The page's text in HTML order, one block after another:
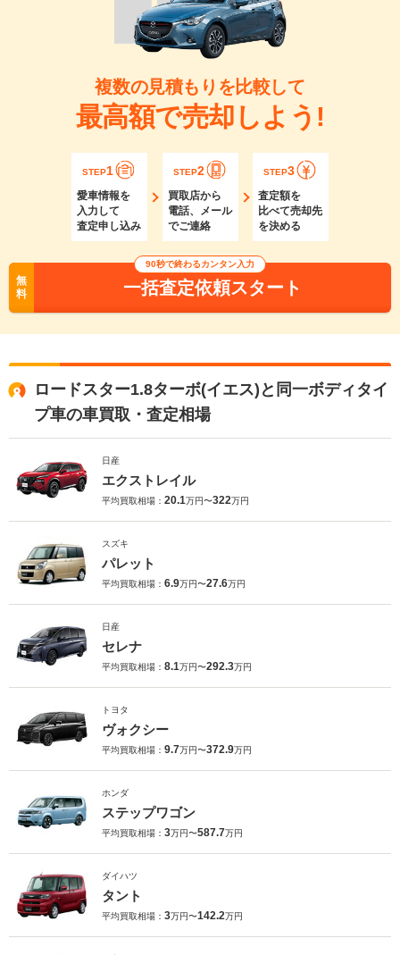
複数の見積もりを比較して
最高額で売却しよう!
STEP1
愛車情報を
入力して
査定申し込み
STEP2
買取店から
電話、メール
でご連絡
STEP3
査定額を
比べて売却先
を決める
無
料
90秒で終わるカンタン入力
一括査定依頼スタート
ロードスター1.8ターボ(イエス)と同一ボディタイ
プ車の車買取・査定相場
日産
エクストレイル
平均買取相場： 20.1万円〜322万円
スズキ
パレット
平均買取相場： 6.9万円〜27.6万円
日産
セレナ
平均買取相場： 8.1万円〜292.3万円
トヨタ
ヴォクシー
平均買取相場： 9.7万円〜372.9万円
ホンダ
ステップワゴン
平均買取相場： 3万円〜587.7万円
ダイハツ
タント
平均買取相場： 3万円〜142.2万円